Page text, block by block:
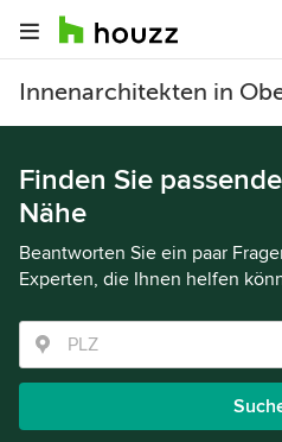
Innenarchitekten in
Finden Sie
Nähe
Beantworten Sie ein paar
Experten, die Ihnen helfen